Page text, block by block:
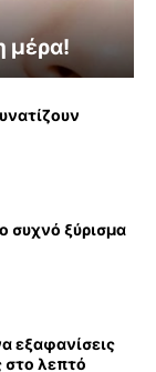
μέρα!
συχνό ξύρισμα
εξαφανίσεις
στο λεπτό